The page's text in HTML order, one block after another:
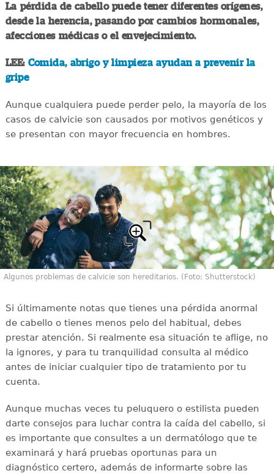
La pérdida de cabello puede tener diferentes orígenes,
desde la herencia, pasando por cambios hormonales,
afecciones médicas o el envejecimiento.
LEE: Comida, abrigo y limpieza ayudan a prevenir la
gripe
Aunque cualquiera puede perder pelo, la mayoría de los
casos de calvicie son causados por motivos genéticos y
se presentan con mayor frecuencia en hombres.
Algunos problemas de calvicie son hereditarios. (Foto: Shutterstock)
Si últimamente notas que tienes una pérdida anormal
de cabello o tienes menos pelo del habitual, debes
prestar atención. Si realmente esa situación te aflige, no
la ignores, y para tu tranquilidad consulta al médico
antes de iniciar cualquier tipo de tratamiento por tu
cuenta.
Aunque muchas veces tu peluquero o estilista pueden
darte consejos para luchar contra la caída del cabello, si
es importante que consultes a un dermatólogo que te
examinará y hará pruebas oportunas para un
diagnóstico certero, además de informarte sobre las